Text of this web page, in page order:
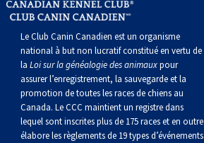
Le Club Canin Canadien est un organisme
national à but non lucratif constitué en vertu de
la Loi sur la généalogie des animauxpour
assurer l’enregistrement, la sauvegarde et la
promotion de toutes les races de chiens au
Canada. Le CCC maintient un registre dans
lequel sont inscrites plus de 175 races et en outre
élabore les règlements de 19 types d’événements